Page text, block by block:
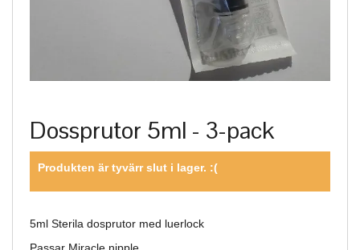
Dossprutor 5ml - 3-pack
Produkten är tyvärr slut i lager. :(
5ml Sterila dosprutor med luerlock